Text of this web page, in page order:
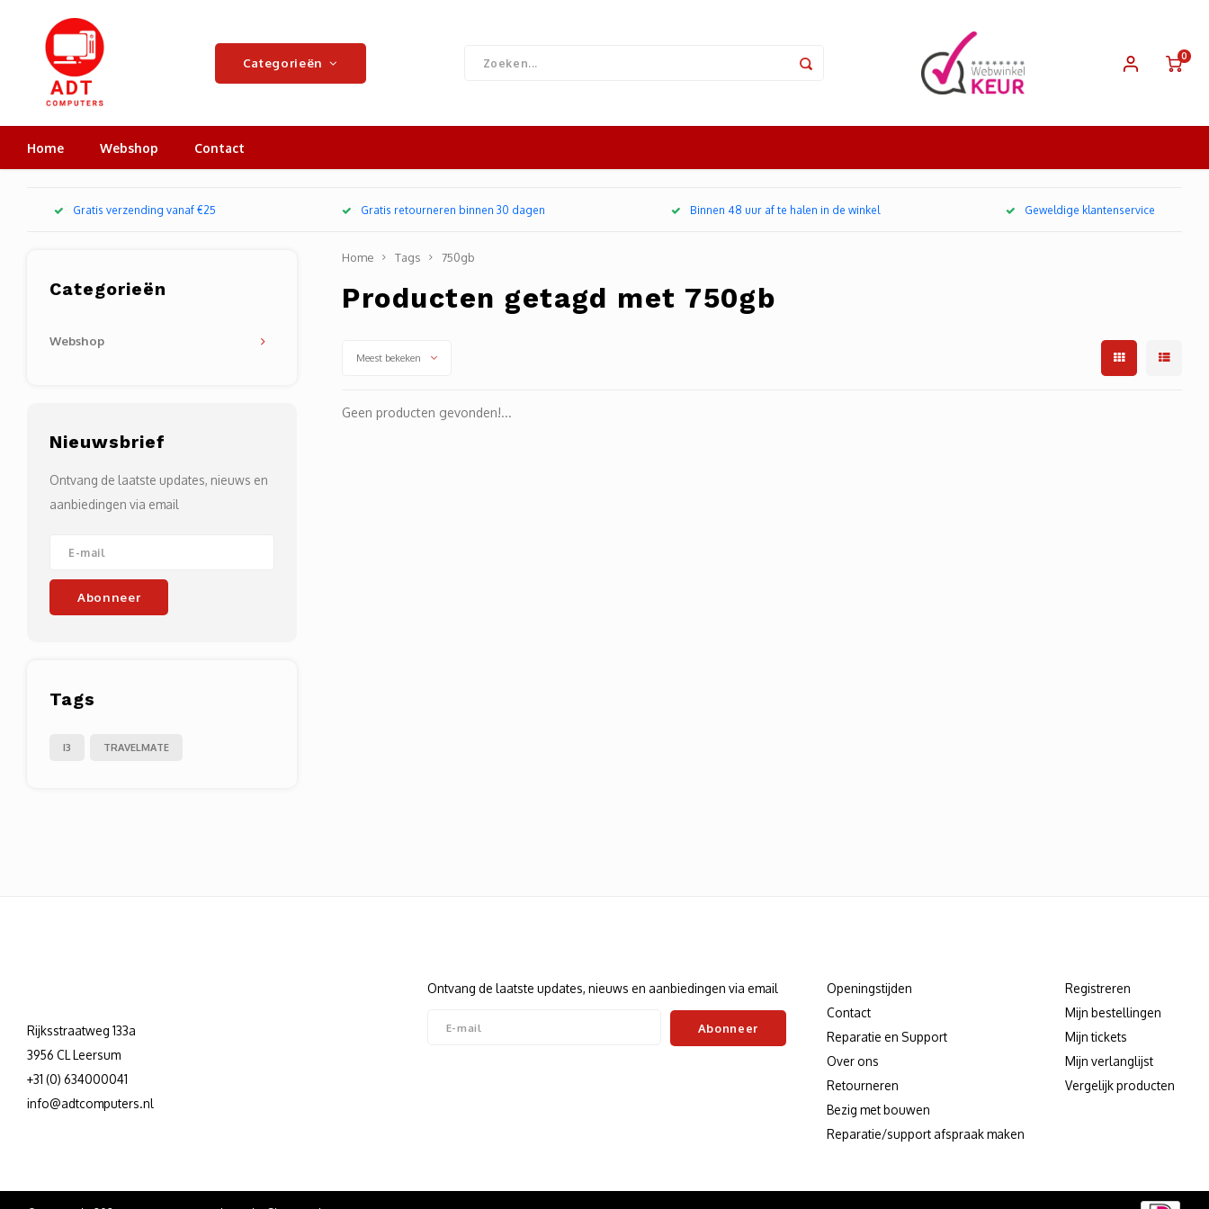
Categorieën 0
Home Webshop Contact
Gratis verzending vanaf €25 Gratis retourneren binnen 30 dagen Binnen 48 uur af te halen in de winkel Geweldige klantenservice
Categorieën
Webshop
Nieuwsbrief
Ontvang de laatste updates, nieuws en
aanbiedingen via email
Abonneer
Tags
I3 TRAVELMATE
Home Tags 750gb
Producten getagd met 750gb
Meest bekeken
Geen producten gevonden!...
Rijksstraatweg 133a
3956 CL Leersum
+31 (0) 634000041
info@adtcomputers.nl
Ontvang de laatste updates, nieuws en aanbiedingen via email
Abonneer
Openingstijden
Contact
Reparatie en Support
Over ons
Retourneren
Bezig met bouwen
Reparatie/support afspraak maken
Registreren
Mijn bestellingen
Mijn tickets
Mijn verlanglijst
Vergelijk producten